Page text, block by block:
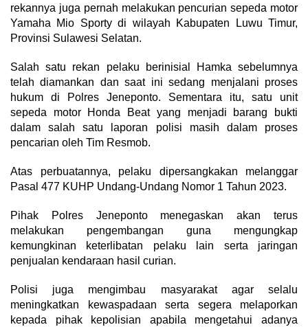
rekannya juga pernah melakukan pencurian sepeda motor
Yamaha Mio Sporty di wilayah Kabupaten Luwu Timur,
Provinsi Sulawesi Selatan.
Salah satu rekan pelaku berinisial Hamka sebelumnya
telah diamankan dan saat ini sedang menjalani proses
hukum di Polres Jeneponto. Sementara itu, satu unit
sepeda motor Honda Beat yang menjadi barang bukti
dalam salah satu laporan polisi masih dalam proses
pencarian oleh Tim Resmob.
Atas perbuatannya, pelaku dipersangkakan melanggar
Pasal 477 KUHP Undang-Undang Nomor 1 Tahun 2023.
Pihak Polres Jeneponto menegaskan akan terus
melakukan pengembangan guna mengungkap
kemungkinan keterlibatan pelaku lain serta jaringan
penjualan kendaraan hasil curian.
Polisi juga mengimbau masyarakat agar selalu
meningkatkan kewaspadaan serta segera melaporkan
kepada pihak kepolisian apabila mengetahui adanya